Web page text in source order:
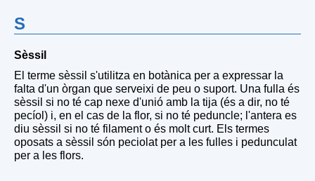
S
Sèssil
El terme sèssil s'utilitza en botànica per a expressar la
falta d'un òrgan que serveixi de peu o suport. Una fulla és
sèssil si no té cap nexe d'unió amb la tija (és a dir, no té
pecíol) i, en el cas de la flor, si no té peduncle; l'antera es
diu sèssil si no té filament o és molt curt. Els termes
oposats a sèssil són peciolat per a les fulles i pedunculat
per a les flors.